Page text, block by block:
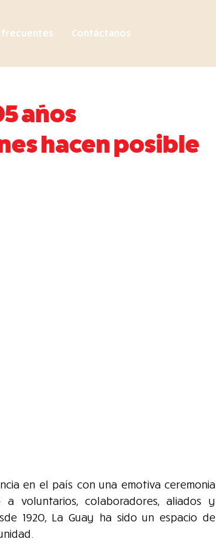
frecuentes Contáctanos
años
hacen posible
en el país con una emotiva ceremonia
voluntarios, colaboradores, aliados y
1920, La Guay ha sido un espacio de